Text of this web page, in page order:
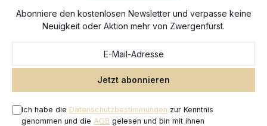
Abonniere den kostenlosen Newsletter und verpasse keine
Neuigkeit oder Aktion mehr von Zwergenfürst.
Jetzt abonnieren
Ich habe die Datenschutzbestimmungen zur Kenntnis
genommen und die AGB gelesen und bin mit ihnen